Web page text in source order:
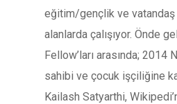
eğitim/gençlik ve vatandaş
alanlarda çalışıyor. Önde
Fellow’ları arasında; 2014
sahibi ve çocuk işçiliğine
Kailash Satyarthi,